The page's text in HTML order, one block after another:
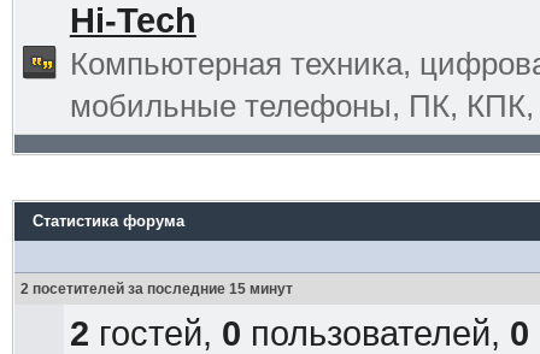
Hi-Tech
Компьютерная техника,
мобильные телефоны, ПК, КПК,
Статистика форума
2 посетителей за последние 15 минут
2 гостей, 0 пользователей, 0